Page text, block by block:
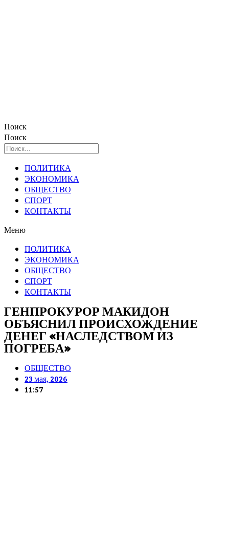
Поиск
Поиск
ПОЛИТИКА
ЭКОНОМИКА
ОБЩЕСТВО
СПОРТ
КОНТАКТЫ
Меню
ПОЛИТИКА
ЭКОНОМИКА
ОБЩЕСТВО
СПОРТ
КОНТАКТЫ
ГЕНПРОКУРОР МАКИДОН
ОБЪЯСНИЛ ПРОИСХОЖДЕНИЕ
ДЕНЕГ «НАСЛЕДСТВОМ ИЗ
ПОГРЕБА»
ОБЩЕСТВО
23 мая, 2026
11:57